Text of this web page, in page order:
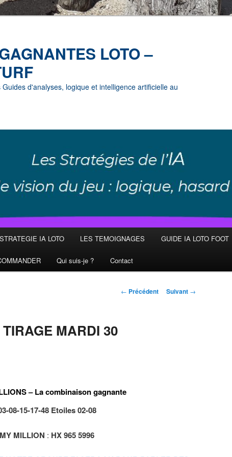
LOTO –
d'analyses, logique et intelligence artificielle au
STRATEGIE IA LOTO LES TEMOIGNAGES GUIDE IA LOTO FOOT
Qui suis-je ? Contact
Navigation
← Précédent Suivant →
MARDI 30
– La combinaison gagnante
08-15-17-48 Etoiles 02-08
MY MILLION : HX 965 5996